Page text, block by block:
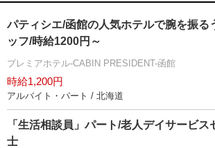
パティシエ/函館の人気ホテルで腕を振る
ッフ/時給1200円～
プレミアホテル-CABIN PRESIDENT-函館
時給1,200円
アルバイト・パート / 北海道
「生活相談員」パート/老人デイサービ
士